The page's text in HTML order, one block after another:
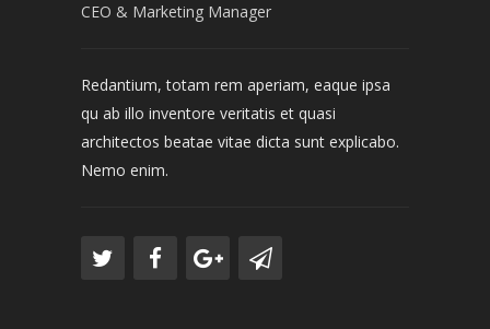
CEO & Marketing Manager
Redantium, totam rem aperiam, eaque ipsa
qu ab illo inventore veritatis et quasi
architectos beatae vitae dicta sunt explicabo.
Nemo enim.